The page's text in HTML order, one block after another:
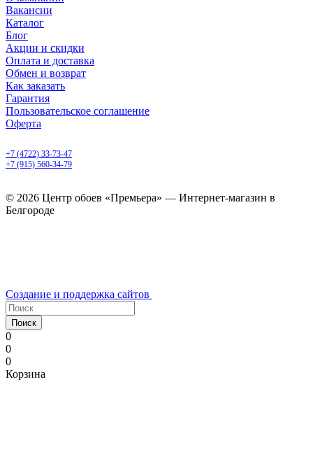
Вакансии
Каталог
Блог
Акции и скидки
Оплата и доставка
Обмен и возврат
Как заказать
Гарантия
Пользовательское соглашение
Оферта
+7 (4722) 33-73-47
+7 (915) 560-34-79
© 2026 Центр обоев «Премьера» — Интернет-магазин в
Белгороде
Создание и поддержка сайтов
Поиск
0
0
0
Корзина